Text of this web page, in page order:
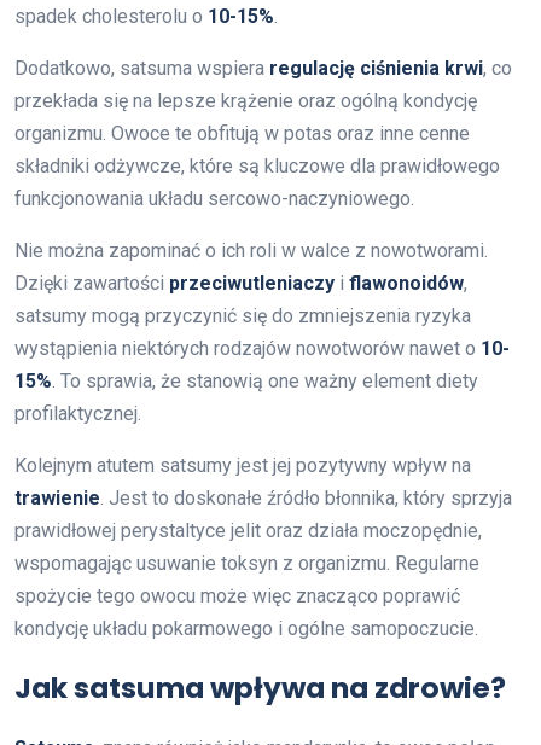
spadek cholesterolu o 10-15%
Dodatkowo, satsuma wspiera regulację ciśnienia krwi, co
przekłada się na lepsze krążenie oraz ogólną kondycję
organizmu. Owoce te obfitują w potas oraz inne cenne
składniki odżywcze, które są kluczowe dla prawidłowego
funkcjonowania układu sercowo-naczyniowego.
Nie można zapominać o ich roli w walce z nowotworami.
Dzięki zawartości przeciwutleniaczy i flawonoidów,
satsumy mogą przyczynić się do zmniejszenia ryzyka
wystąpienia niektórych rodzajów nowotworów nawet o 10-
15% . To sprawia, że stanowią one ważny element diety
profilaktycznej.
Kolejnym atutem satsumy jest jej pozytywny wpływ na
trawienie . Jest to doskonałe źródło błonnika, który sprzyja
prawidłowej perystaltyce jelit oraz działa moczopędnie,
wspomagając usuwanie toksyn z organizmu. Regularne
spożycie tego owocu może więc znacząco poprawić
kondycję układu pokarmowego i ogólne samopoczucie.
Jak satsuma wpływa na zdrowie?